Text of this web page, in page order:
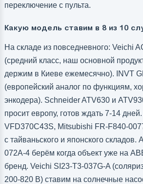
переключение с пульта.
Какую модель ставим в 8 из 10
На складе из повседневного: Veichi
(средний класс, наш основной
держим в Киеве ежемесячно). INVT
(европейский аналог по функциям,
энкодера). Schneider ATV630 и
просит европу, готов ждать 7-14
VFD370C43S, Mitsubishi FR-F840-
с тайваньского и японского складов.
072A-4 берём когда объект уже на
бренд. Veichi SI23-T3-037G-A
200-820 В) ставим на солнечные